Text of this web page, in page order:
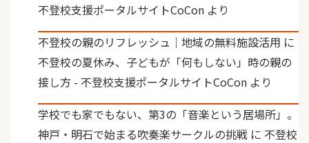
不登校支援ポータルサイトCoCon より
不登校の親のリフレッシュ｜地域の無料施設活用 に
不登校の夏休み、子どもが「何もしない」時の親の
接し方 - 不登校支援ポータルサイトCoCon より
学校でも家でもない、第3の「音楽という居場所」。
神戸・明石で始まる吹奏楽サークルの挑戦 に 不登校